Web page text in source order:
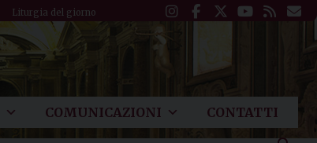
Liturgia del giorno
COMUNICAZIONI CONTATTI